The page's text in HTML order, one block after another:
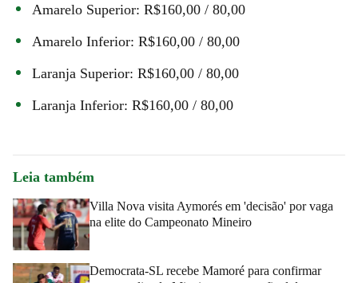
Amarelo Superior: R$160,00 / 80,00
Amarelo Inferior: R$160,00 / 80,00
Laranja Superior: R$160,00 / 80,00
Laranja Inferior: R$160,00 / 80,00
Leia também
Villa Nova visita Aymorés em 'decisão' por vaga
na elite do Campeonato Mineiro
Democrata-SL recebe Mamoré para confirmar